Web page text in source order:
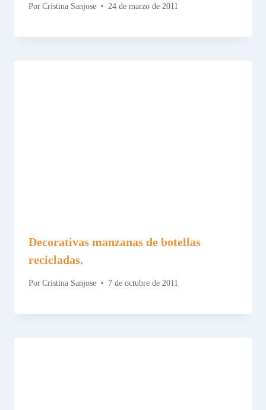
Por Cristina Sanjose 24 de marzo de 2011
Decorativas manzanas de botellas
recicladas.
Por Cristina Sanjose 7 de octubre de 2011